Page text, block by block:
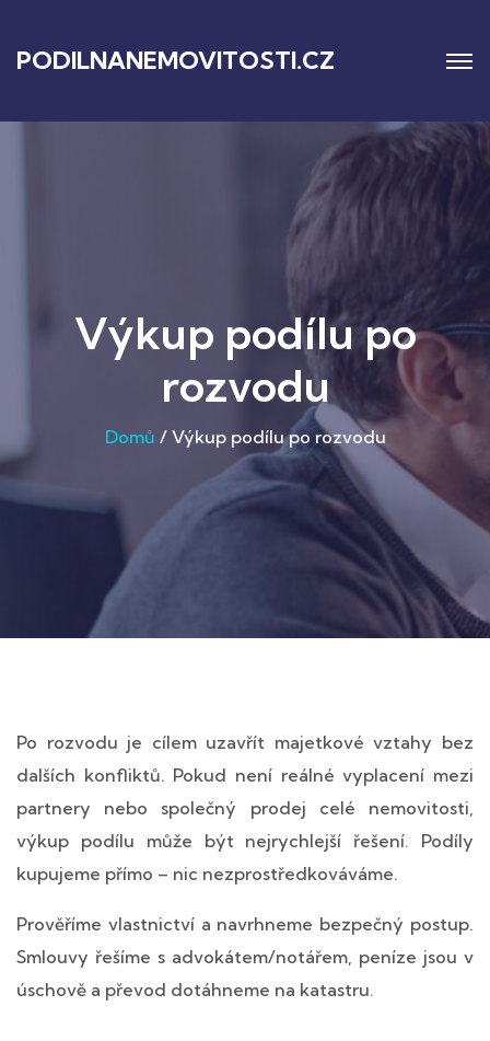
PODILNANEMOVITOSTI.CZ
Výkup podílu po
rozvodu
Domů / Výkup podílu po rozvodu
Po rozvodu je cílem uzavřít majetkové vztahy bez
dalších konfliktů. Pokud není reálné vyplacení mezi
partnery nebo společný prodej celé nemovitosti,
výkup podílu může být nejrychlejší řešení. Podíly
kupujeme přímo – nic nezprostředkováváme.
Prověříme vlastnictví a navrhneme bezpečný postup.
Smlouvy řešíme s advokátem/notářem, peníze jsou v
úschově a převod dotáhneme na katastru.